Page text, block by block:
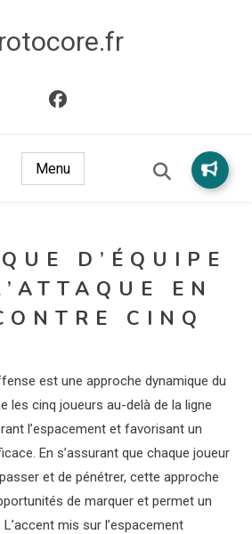
Menu
D’ÉQUIPE
EN
CINQ
est une approche dynamique du
les cinq joueurs au-delà de la ligne
l’espacement et favorisant un
En s’assurant que chaque joueur
et de pénétrer, cette approche
de marquer et permet un
mis sur l’espacement